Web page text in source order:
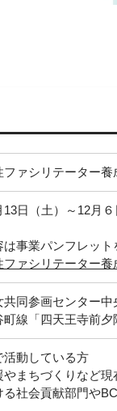
ファシリテーター養
日（土）～12月
は事業パンフレット
ァシリテーター
共同参画センター
町線「四天王寺前
活動している方
やまちづくりなど
る社会貢献部門や